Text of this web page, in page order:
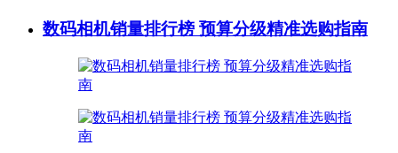
数码相机销量排行榜 预算分级精准选购指南